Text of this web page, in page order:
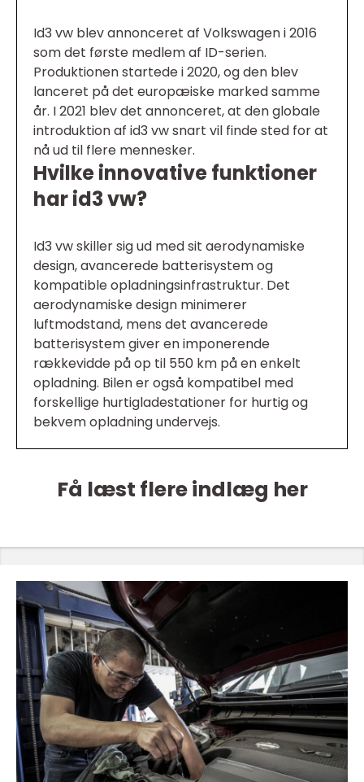
Id3 vw blev annonceret af Volkswagen i 2016
som det første medlem af ID-serien.
Produktionen startede i 2020, og den blev
lanceret på det europæiske marked samme
år. I 2021 blev det annonceret, at den globale
introduktion af id3 vw snart vil finde sted for at
nå ud til flere mennesker.
Hvilke innovative funktioner
har id3 vw?
Id3 vw skiller sig ud med sit aerodynamiske
design, avancerede batterisystem og
kompatible opladningsinfrastruktur. Det
aerodynamiske design minimerer
luftmodstand, mens det avancerede
batterisystem giver en imponerende
rækkevidde på op til 550 km på en enkelt
opladning. Bilen er også kompatibel med
forskellige hurtigladestationer for hurtig og
bekvem opladning undervejs.
Få læst flere indlæg her